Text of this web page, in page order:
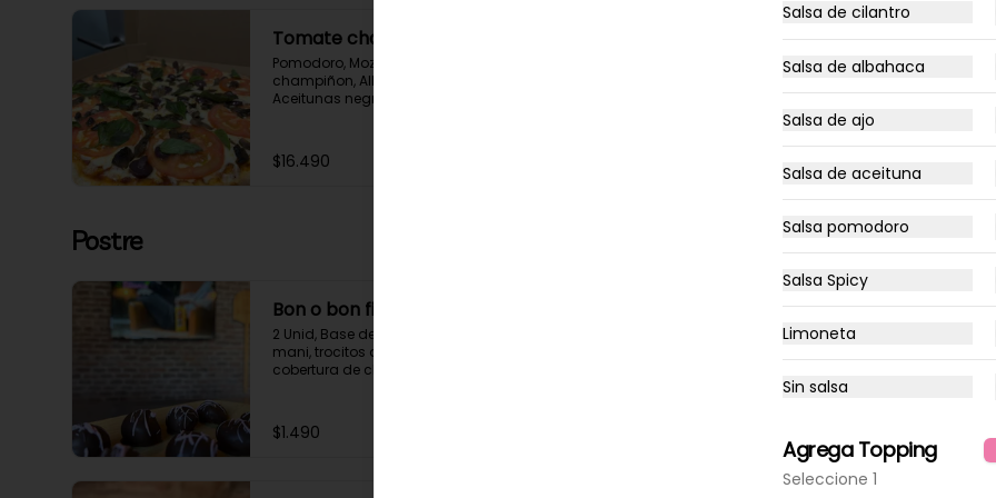
Tomate champiñon
Pomodoro, Mozzarella, Tomate,
champiñon, Albahaca,
Aceitunas negras
$16.490
Postre
Bon o bon fit
2 Unid, Base de mantequilla de
mani, trocitos de mani y
cobertura de chocolate.
$1.490
Brownie
Brownie fudge húmedo por
recomendamos calentar 10
Salsa de cilantro
Salsa de albahaca
Salsa de ajo
Salsa de aceituna
Salsa pomodoro
Salsa Spicy
Limoneta
Sin salsa
Agrega Topping
Seleccione 1